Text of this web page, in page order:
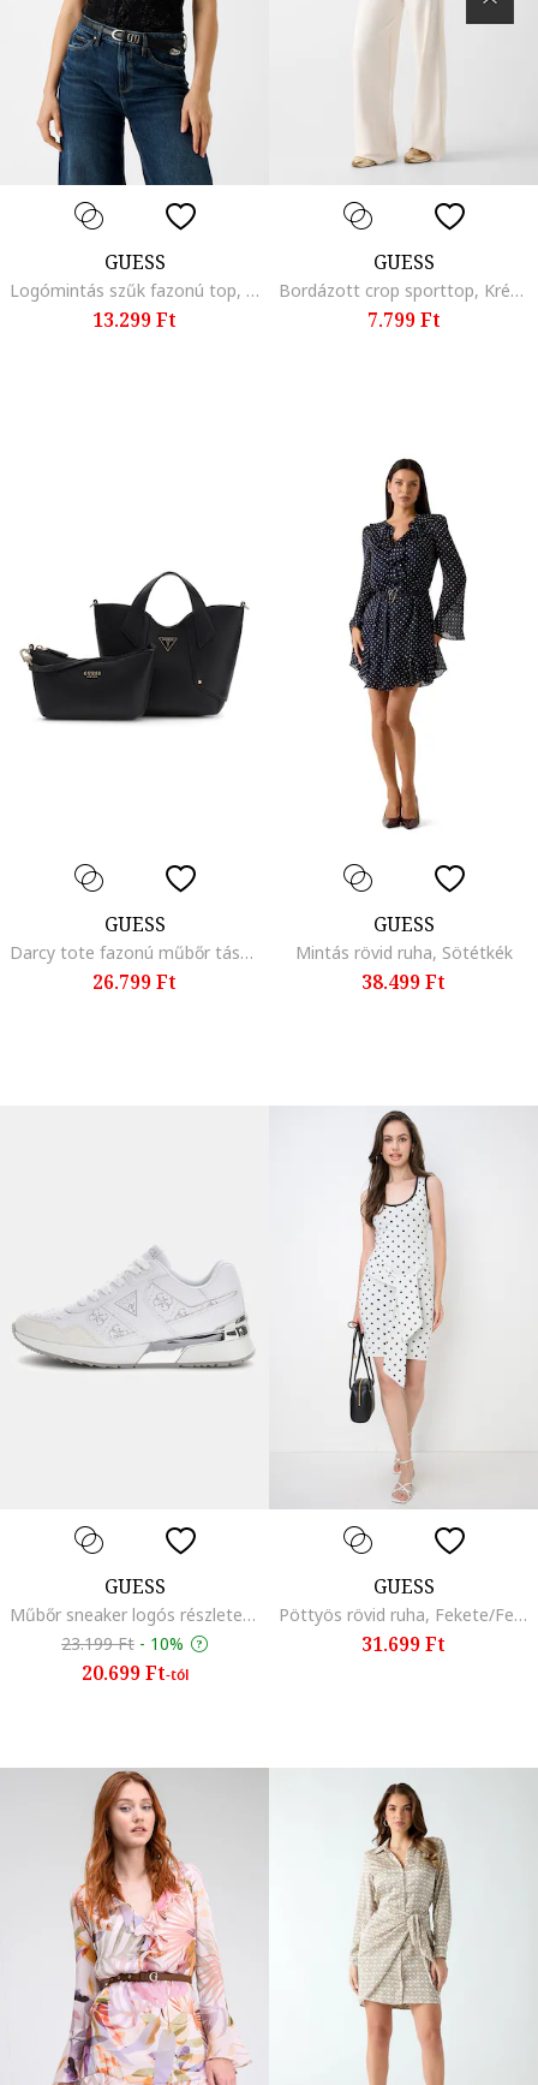
GUESS
Logómintás szűk fazonú top, Fekete/Ezüstszín
13.299 Ft
GUESS
Bordázott crop sporttop, Krémszín
7.799 Ft
GUESS
Darcy tote fazonú műbőr táska kivehető kistáskával, Fekete
26.799 Ft
GUESS
Mintás rövid ruha, Sötétkék
38.499 Ft
GUESS
Műbőr sneaker logós részletekkel, Fehér/Ezüstszín
23.199 Ft - 10%
20.699 Ft-tól
GUESS
Pöttyös rövid ruha, Fekete/Fehér
31.699 Ft